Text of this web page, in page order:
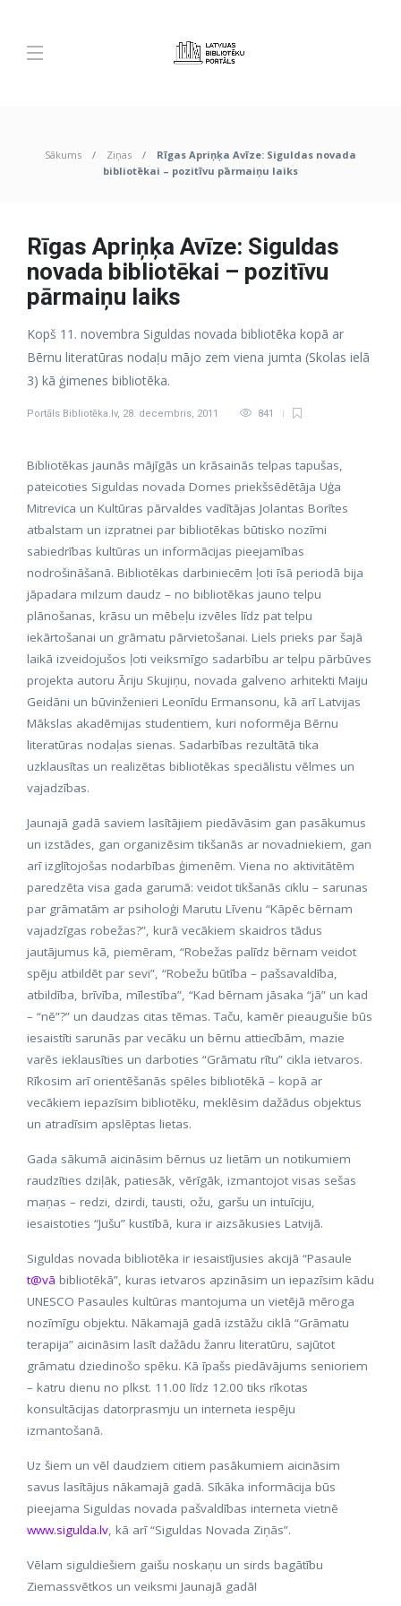
Sākums Ziņas
Rīgas Apriņķa Avīze: Siguldas novada
bibliotēkai – pozitīvu pārmaiņu laiks
Rīgas Apriņķa Avīze: Siguldas
novada bibliotēkai – pozitīvu
pārmaiņu laiks
Kopš 11. novembra Siguldas novada bibliotēka kopā ar
Bērnu literatūras nodaļu mājo zem viena jumta (Skolas ielā
3) kā ģimenes bibliotēka.
Portāls Bibliotēka.lv, 28. decembris, 2011 841
Bibliotēkas jaunās mājīgās un krāsainās telpas tapušas,
pateicoties Siguldas novada Domes priekšsēdētāja Uģa
Mitrevica un Kultūras pārvaldes vadītājas Jolantas Borītes
atbalstam un izpratnei par bibliotēkas būtisko nozīmi
sabiedrības kultūras un informācijas pieejamības
nodrošināšanā. Bibliotēkas darbiniecēm ļoti īsā periodā bija
jāpadara milzum daudz – no bibliotēkas jauno telpu
plānošanas, krāsu un mēbeļu izvēles līdz pat telpu
iekārtošanai un grāmatu pārvietošanai. Liels prieks par šajā
laikā izveidojušos ļoti veiksmīgo sadarbību ar telpu pārbūves
projekta autoru Āriju Skujiņu, novada galveno arhitekti Maiju
Geidāni un būvinženieri Leonīdu Ermansonu, kā arī Latvijas
Mākslas akadēmijas studentiem, kuri noformēja Bērnu
literatūras nodaļas sienas. Sadarbības rezultātā tika
uzklausītas un realizētas bibliotēkas speciālistu vēlmes un
vajadzības.
Jaunajā gadā saviem lasītājiem piedāvāsim gan pasākumus
un izstādes, gan organizēsim tikšanās ar novadniekiem, gan
arī izglītojošas nodarbības ģimenēm. Viena no aktivitātēm
paredzēta visa gada garumā: veidot tikšanās ciklu – sarunas
par grāmatām ar psiholoģi Marutu Līvenu “Kāpēc bērnam
vajadzīgas robežas?”, kurā vecākiem skaidros tādus
jautājumus kā, piemēram, “Robežas palīdz bērnam veidot
spēju atbildēt par sevi”, “Robežu būtība – pašsavaldība,
atbildība, brīvība, mīlestība”, “Kad bērnam jāsaka “jā” un kad
– “nē”?” un daudzas citas tēmas. Taču, kamēr pieaugušie būs
iesaistīti sarunās par vecāku un bērnu attiecībām, mazie
varēs ieklausīties un darboties “Grāmatu rītu” cikla ietvaros.
Rīkosim arī orientēšanās spēles bibliotēkā – kopā ar
vecākiem iepazīsim bibliotēku, meklēsim dažādus objektus
un atradīsim apslēptas lietas.
Gada sākumā aicināsim bērnus uz lietām un notikumiem
raudzīties dziļāk, patiesāk, vērīgāk, izmantojot visas sešas
maņas – redzi, dzirdi, tausti, ožu, garšu un intuīciju,
iesaistoties “Jušu” kustībā, kura ir aizsākusies Latvijā.
Siguldas novada bibliotēka ir iesaistījusies akcijā “Pasaule
t@vā bibliotēkā”, kuras ietvaros apzināsim un iepazīsim kādu
UNESCO Pasaules kultūras mantojuma un vietējā mēroga
nozīmīgu objektu. Nākamajā gadā izstāžu ciklā “Grāmatu
terapija” aicināsim lasīt dažādu žanru literatūru, sajūtot
grāmatu dziedinošo spēku. Kā īpašs piedāvājums senioriem
– katru dienu no plkst. 11.00 līdz 12.00 tiks rīkotas
konsultācijas datorprasmju un interneta iespēju
izmantošanā.
Uz šiem un vēl daudziem citiem pasākumiem aicināsim
savus lasītājus nākamajā gadā. Sīkāka informācija būs
pieejama Siguldas novada pašvaldības interneta vietnē
www.sigulda.lv, kā arī “Siguldas Novada Ziņās”.
Vēlam siguldiešiem gaišu noskaņu un sirds bagātību
Ziemassvētkos un veiksmi Jaunajā gadā!